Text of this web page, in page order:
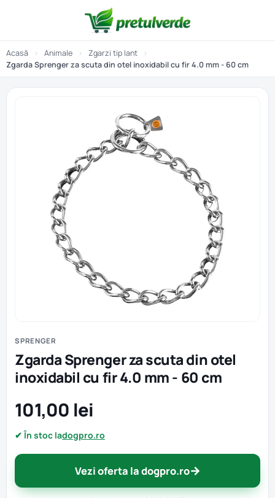
Acasă › Animale › Zgarzi tip lant
›
Zgarda Sprenger za scuta din otel inoxidabil cu fir 4.0 mm - 60 cm
SPRENGER
Zgarda Sprenger za scuta din otel
inoxidabil cu fir 4.0 mm - 60 cm
101,00 lei
✔ În stoc ladogpro.ro
Vezi oferta la dogpro.ro→